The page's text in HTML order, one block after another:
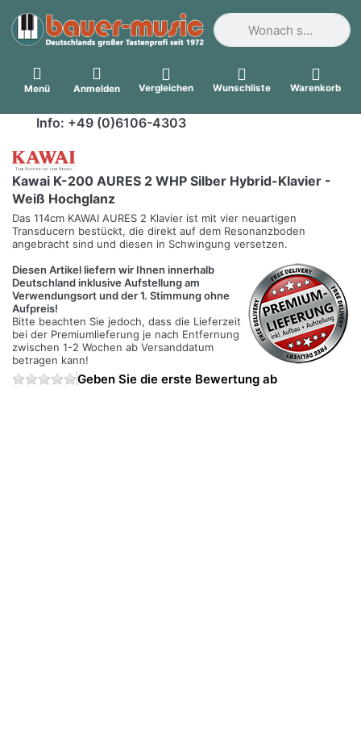
Geben Sie einen
Menü Anmelden Vergleichen Wunschliste Warenkorb
Info: +49 (0)6106-4303
Kawai K-200 AURES 2 WHP Silber Hybrid-Klavier -
Weiß Hochglanz
Das 114cm KAWAI AURES 2 Klavier ist mit vier neuartigen
Transducern bestückt, die direkt auf dem Resonanzboden
angebracht sind und diesen in Schwingung versetzen.
Diesen Artikel liefern wir Ihnen innerhalb
Deutschland inklusive Aufstellung am
Verwendungsort und der 1. Stimmung ohne
Aufpreis!
Bitte beachten Sie jedoch, dass die Lieferzeit
bei der Premiumlieferung je nach Entfernung
zwischen 1-2 Wochen ab Versanddatum
betragen kann!
Geben Sie die erste Bewertung ab